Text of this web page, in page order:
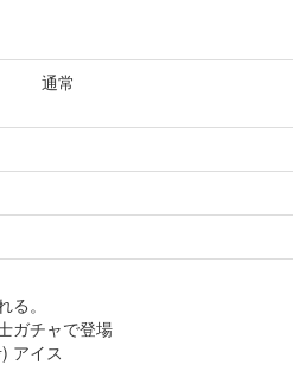
通常
。
ガチャで登場
アイス